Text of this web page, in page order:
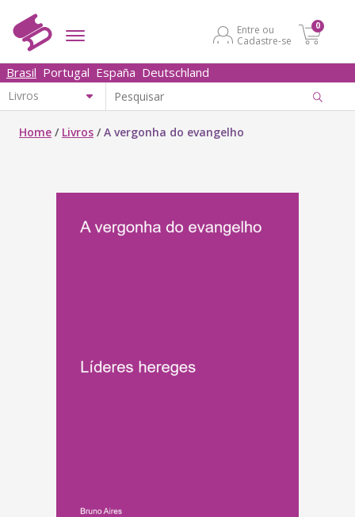
Entre ou
Cadastre-se
0
Brasil Portugal España Deutschland
Home / Livros /A vergonha do evangelho